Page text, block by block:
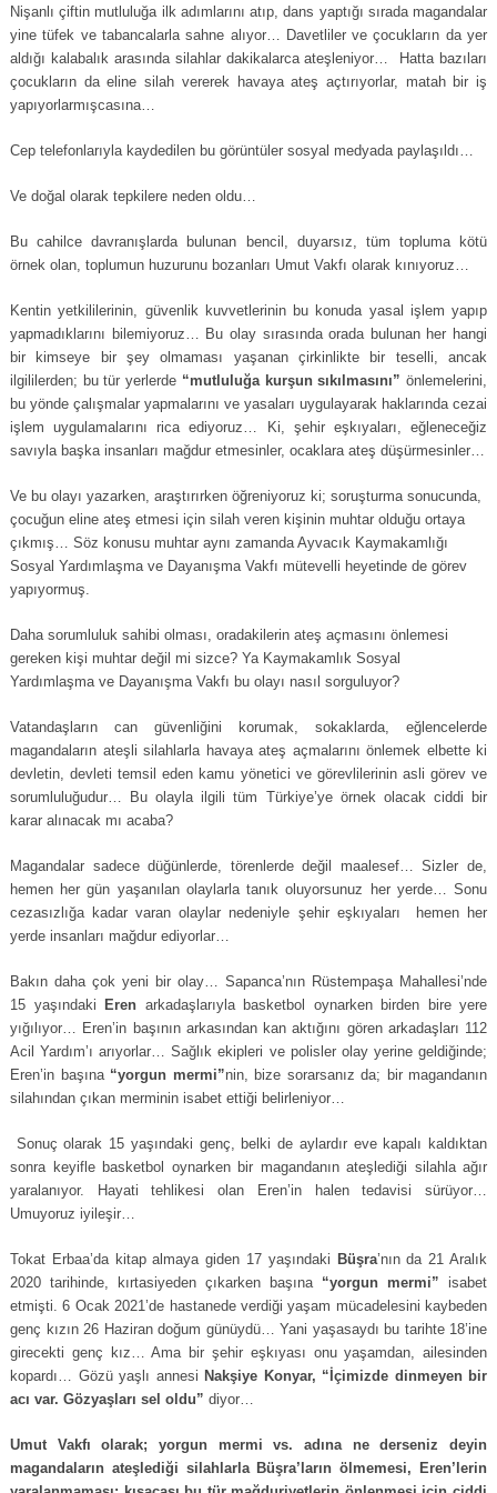
Nişanlı çiftin mutluluğa ilk adımlarını atıp, dans yaptığı sırada magandalar
yine tüfek ve tabancalarla sahne alıyor… Davetliler ve çocukların da yer
aldığı kalabalık arasında silahlar dakikalarca ateşleniyor… Hatta bazıları
çocukların da eline silah vererek havaya ateş açtırıyorlar, matah bir iş
yapıyorlarmışcasına…
Cep telefonlarıyla kaydedilen bu görüntüler sosyal medyada paylaşıldı…
Ve doğal olarak tepkilere neden oldu…
Bu cahilce davranışlarda bulunan bencil, duyarsız, tüm topluma kötü
örnek olan, toplumun huzurunu bozanları Umut Vakfı olarak kınıyoruz…
Kentin yetkililerinin, güvenlik kuvvetlerinin bu konuda yasal işlem yapıp
yapmadıklarını bilemiyoruz… Bu olay sırasında orada bulunan her hangi
bir kimseye bir şey olmaması yaşanan çirkinlikte bir teselli, ancak
ilgililerden; bu tür yerlerde “mutluluğa kurşun sıkılmasını” önlemelerini,
bu yönde çalışmalar yapmalarını ve yasaları uygulayarak haklarında cezai
işlem uygulamalarını rica ediyoruz… Ki, şehir eşkıyaları, eğleneceğiz
savıyla başka insanları mağdur etmesinler, ocaklara ateş düşürmesinler…
Ve bu olayı yazarken, araştırırken öğreniyoruz ki; soruşturma sonucunda,
çocuğun eline ateş etmesi için silah veren kişinin muhtar olduğu ortaya
çıkmış… Söz konusu muhtar aynı zamanda Ayvacık Kaymakamlığı
Sosyal Yardımlaşma ve Dayanışma Vakfı mütevelli heyetinde de görev
yapıyormuş.
Daha sorumluluk sahibi olması, oradakilerin ateş açmasını önlemesi
gereken kişi muhtar değil mi sizce? Ya Kaymakamlık Sosyal
Yardımlaşma ve Dayanışma Vakfı bu olayı nasıl sorguluyor?
Vatandaşların can güvenliğini korumak, sokaklarda, eğlencelerde
magandaların ateşli silahlarla havaya ateş açmalarını önlemek elbette ki
devletin, devleti temsil eden kamu yönetici ve görevlilerinin asli görev ve
sorumluluğudur… Bu olayla ilgili tüm Türkiye’ye örnek olacak ciddi bir
karar alınacak mı acaba?
Magandalar sadece düğünlerde, törenlerde değil maalesef… Sizler de,
hemen her gün yaşanılan olaylarla tanık oluyorsunuz her yerde… Sonu
cezasızlığa kadar varan olaylar nedeniyle şehir eşkıyaları hemen her
yerde insanları mağdur ediyorlar…
Bakın daha çok yeni bir olay… Sapanca’nın Rüstempaşa Mahallesi’nde
15 yaşındaki
Eren arkadaşlarıyla basketbol oynarken birden bire yere
yığılıyor… Eren’in başının arkasından kan aktığını gören arkadaşları 112
Acil Yardım’ı arıyorlar… Sağlık ekipleri ve polisler olay yerine geldiğinde;
Eren’in başına “yorgun mermi”nin, bize sorarsanız da; bir magandanın
silahından çıkan merminin isabet ettiği belirleniyor…
Sonuç olarak 15 yaşındaki genç, belki de aylardır eve kapalı kaldıktan
sonra keyifle basketbol oynarken bir magandanın ateşlediği silahla ağır
yaralanıyor. Hayati tehlikesi olan Eren’in halen tedavisi sürüyor…
Umuyoruz iyileşir…
Tokat Erbaa’da kitap almaya giden 17 yaşındaki Büşra’nın da 21 Aralık
2020 tarihinde, kırtasiyeden çıkarken başına “yorgun mermi” isabet
etmişti. 6 Ocak 2021’de hastanede verdiği yaşam mücadelesini kaybeden
genç kızın 26 Haziran doğum günüydü… Yani yaşasaydı bu tarihte 18’ine
girecekti genç kız… Ama bir şehir eşkıyası onu yaşamdan, ailesinden
kopardı… Gözü yaşlı annesi Nakşiye Konyar, “İçimizde dinmeyen bir
acı var. Gözyaşları sel oldu” diyor…
Umut Vakfı olarak; yorgun mermi vs. adına ne derseniz deyin
magandaların ateşlediği silahlarla Büşra’ların ölmemesi, Eren’lerin